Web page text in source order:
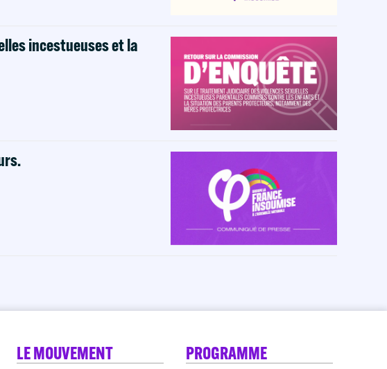
incestueuses et la
LE MOUVEMENT PROGRAMME